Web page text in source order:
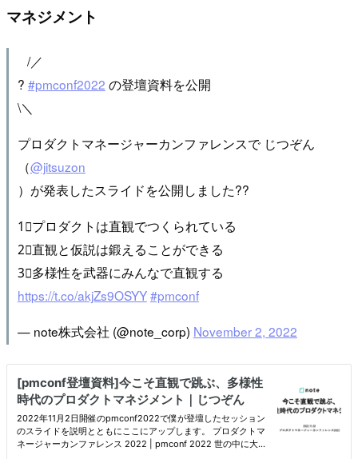
マネジメント
⠀/／
? #pmconf2022 の登壇資料を公開
\＼
プロダクトマネージャーカンファレンスで じつぞん
（@jitsuzon
）が発表したスライドを公開しました?‍?
1⃣プロダクトは直観でつくられている
2⃣直観と仮説は鍛えることができる
3⃣多様性を武器にみんなで直観する
https://t.co/akjZs9OSYY#pmconf
— note株式会社 (@note_corp) November 2, 2022